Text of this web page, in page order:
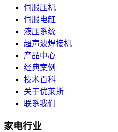
伺服压机
伺服电缸
液压系统
超声波焊接机
产品中心
经典案例
技术百科
关于优莱斯
联系我们
家电行业